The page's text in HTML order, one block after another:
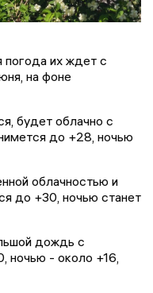
погода их ждет с
на фоне
будет облачно с
до +28, ночью
облачностью и
до +30, ночью станет
дождь с
ночью - около +16,